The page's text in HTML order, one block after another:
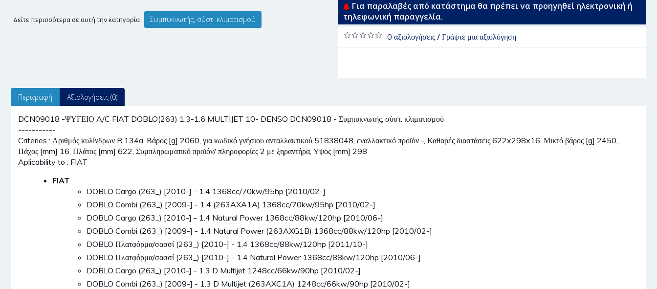
Δείτε περισσότερα σε αυτή την κατηγορία : Συμπυκνωτής, σύστ. κλιματισμού
Για παραλαβές από κατάστημα θα πρέπει να προηγηθεί ηλεκτρονική ή
τηλεφωνική παραγγελία.
0 αξιολογήσεις/ Γράψτε μια αξιολόγηση
Περιγραφή Αξιολογήσεις (0)
DCN09018 -ΨΥΓΕΙΟ A/C FIAT DOBLO(263) 1.3-1.6 MULTIJET 10- DENSO DCN09018 - Συμπυκνωτής, σύστ. κλιματισμού
-----------
Criteries : Αριθμός κυλίνδρων R 134a, Βάρος [g] 2060, για κωδικό γνήσιου ανταλλακτικού 51838048, εναλλακτικό προϊόν -, Καθαρές διαστάσεις 622x298x16, Μικτό βάρος [g] 2450,
Πάχος [mm] 16, Πλάτος [mm] 622, Συμπληρωματικό προϊόν/ πληροφορίες 2 με ξηραντήρα, Υψος [mm] 298
Aplicability to : FIAT
FIAT
DOBLO Cargo (263_) [2010-] - 1.4 1368cc/70kw/95hp [2010/02-]
DOBLO Combi (263_) [2009-] - 1.4 (263AXA1A) 1368cc/70kw/95hp [2010/02-]
DOBLO Cargo (263_) [2010-] - 1.4 Natural Power 1368cc/88kw/120hp [2010/06-]
DOBLO Combi (263_) [2009-] - 1.4 Natural Power (263AXG1B) 1368cc/88kw/120hp [2010/02-]
DOBLO Πλατφόρμα/σασσί (263_) [2010-] - 1.4 1368cc/88kw/120hp [2011/10-]
DOBLO Πλατφόρμα/σασσί (263_) [2010-] - 1.4 Natural Power 1368cc/88kw/120hp [2010/06-]
DOBLO Cargo (263_) [2010-] - 1.3 D Multijet 1248cc/66kw/90hp [2010/02-]
DOBLO Combi (263_) [2009-] - 1.3 D Multijet (263AXC1A) 1248cc/66kw/90hp [2010/02-]